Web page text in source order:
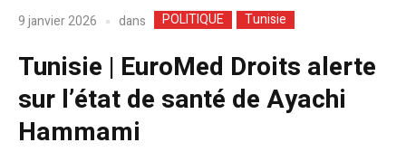
9 janvier 2026 dans POLITIQUE Tunisie
Tunisie | EuroMed Droits alerte
sur l’état de santé de Ayachi
Hammami